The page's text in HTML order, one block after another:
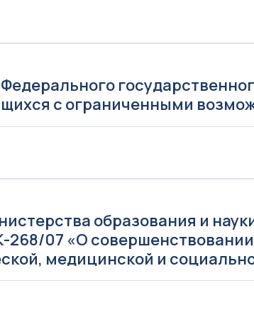
с ограниченными
образования и
268/07 «О
медицинской и